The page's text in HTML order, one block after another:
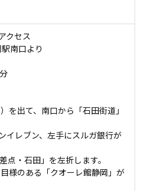
クセス
南口より
を出て、南口から「石田街道」
イレブン、左手にスルガ銀行が
点・石田」を左折します。
様のある「クオーレ館静岡」が